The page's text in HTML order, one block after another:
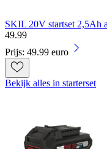
SKIL 20V startset 2,5Ah
49.99
Prijs: 49.99 euro
Bekijk alles in starterset